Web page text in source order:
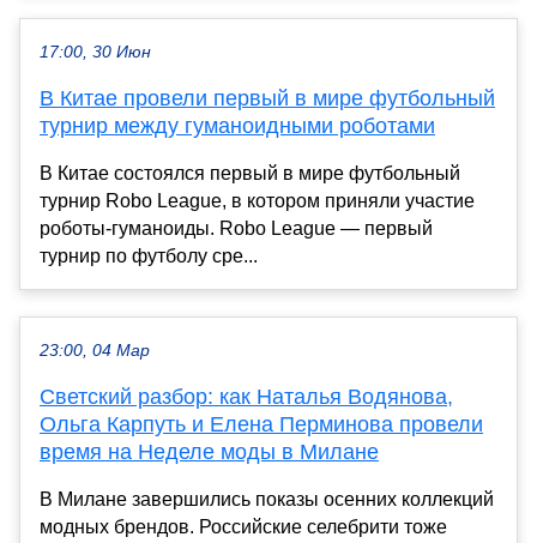
17:00, 30 Июн
В Китае провели первый в мире футбольный
турнир между гуманоидными роботами
В Китае состоялся первый в мире футбольный
турнир Robo League, в котором приняли участие
роботы-гуманоиды. Robo League — первый
турнир по футболу сре...
23:00, 04 Мар
Светский разбор: как Наталья Водянова,
Ольга Карпуть и Елена Перминова провели
время на Неделе моды в Милане
В Милане завершились показы осенних коллекций
модных брендов. Российские селебрити тоже